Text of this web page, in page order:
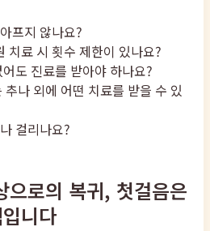
프지 않나요?
치료 시 횟수 제한이 있나요?
도 진료를 받아야 하나요?
나 외에 어떤 치료를 받을 수 있
걸리나요?
으로의 복귀, 첫걸음은
니다